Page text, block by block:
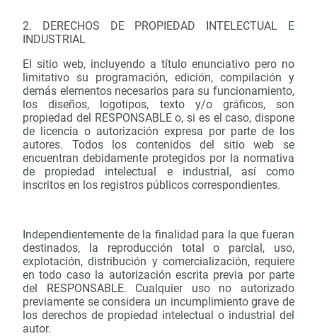
2. DERECHOS DE PROPIEDAD INTELECTUAL E
INDUSTRIAL
El sitio web, incluyendo a título enunciativo pero no
limitativo su programación, edición, compilación y
demás elementos necesarios para su funcionamiento,
los diseños, logotipos, texto y/o gráficos, son
propiedad del RESPONSABLE o, si es el caso, dispone
de licencia o autorización expresa por parte de los
autores. Todos los contenidos del sitio web se
encuentran debidamente protegidos por la normativa
de propiedad intelectual e industrial, así como
inscritos en los registros públicos correspondientes.
Independientemente de la finalidad para la que fueran
destinados, la reproducción total o parcial, uso,
explotación, distribución y comercialización, requiere
en todo caso la autorización escrita previa por parte
del RESPONSABLE. Cualquier uso no autorizado
previamente se considera un incumplimiento grave de
los derechos de propiedad intelectual o industrial del
autor.